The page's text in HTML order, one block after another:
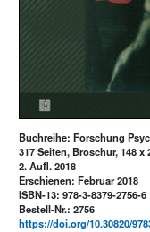
Buchreihe: Forschung
317 Seiten, Broschur, 148 x
2. Aufl. 2018
Erschienen: Februar 2018
ISBN-13: 978-3-8379-2756-6
Bestell-Nr.: 2756
https://doi.org/10.30820/